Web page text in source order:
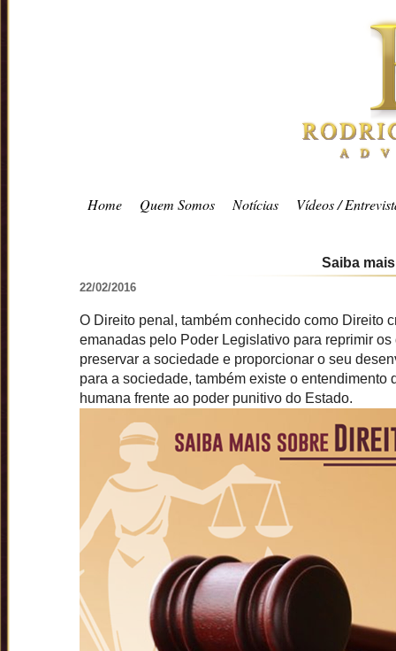
Home Quem Somos Notícias Vídeos /
Saiba
22/02/2016
O Direito penal, também conhecido como Direito
emanadas pelo Poder Legislativo para reprimir
preservar a sociedade e proporcionar o seu
para a sociedade, também existe o
humana frente ao poder punitivo do Estado.